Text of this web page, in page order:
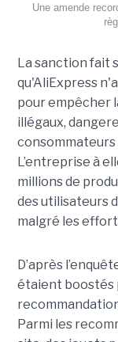
Une amende
La sanction fait
qu'AliExpress
pour empêcher
illégaux,
L’entreprise à
millions de
des utilisateurs
malgré les
D’après
étaient boostés
Parmi les